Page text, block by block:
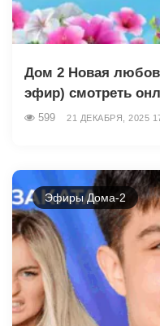
Дом 2 Новая
эфир) смотреть
599 21 ДЕКАБРЯ, 2025
Эфиры Дома-2